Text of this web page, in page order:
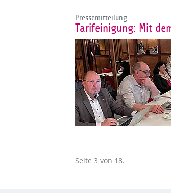
Pressemitteilung
Tarifeinigung: Mit
Seite 3 von 18.